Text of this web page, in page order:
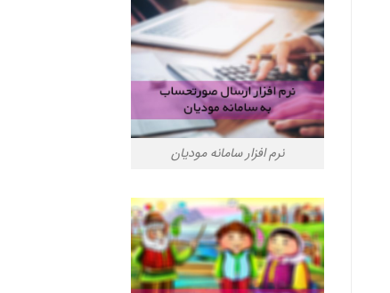
نرم افزار سامانه مودیان